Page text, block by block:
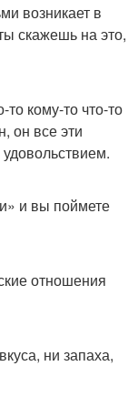
возникает в
скажешь на это,
кому-то что-то
он все эти
и вы поймете
отношения
ни запаха,